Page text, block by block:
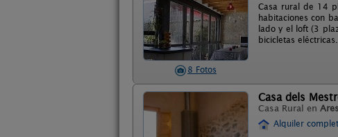
8 Fotos
Casa rural de 14
habitaciones con
lado y el loft (3
bicicletas
Casa dels
Casa Rural en
Alquiler